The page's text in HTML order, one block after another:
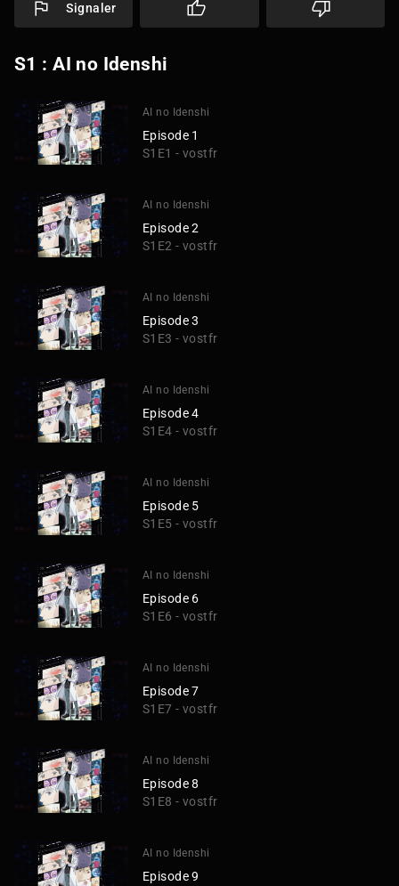
Signaler
S1 : AI no Idenshi
AI no Idenshi
Episode 1
S1E1 - vostfr
AI no Idenshi
Episode 2
S1E2 - vostfr
AI no Idenshi
Episode 3
S1E3 - vostfr
AI no Idenshi
Episode 4
S1E4 - vostfr
AI no Idenshi
Episode 5
S1E5 - vostfr
AI no Idenshi
Episode 6
S1E6 - vostfr
AI no Idenshi
Episode 7
S1E7 - vostfr
AI no Idenshi
Episode 8
S1E8 - vostfr
AI no Idenshi
Episode 9